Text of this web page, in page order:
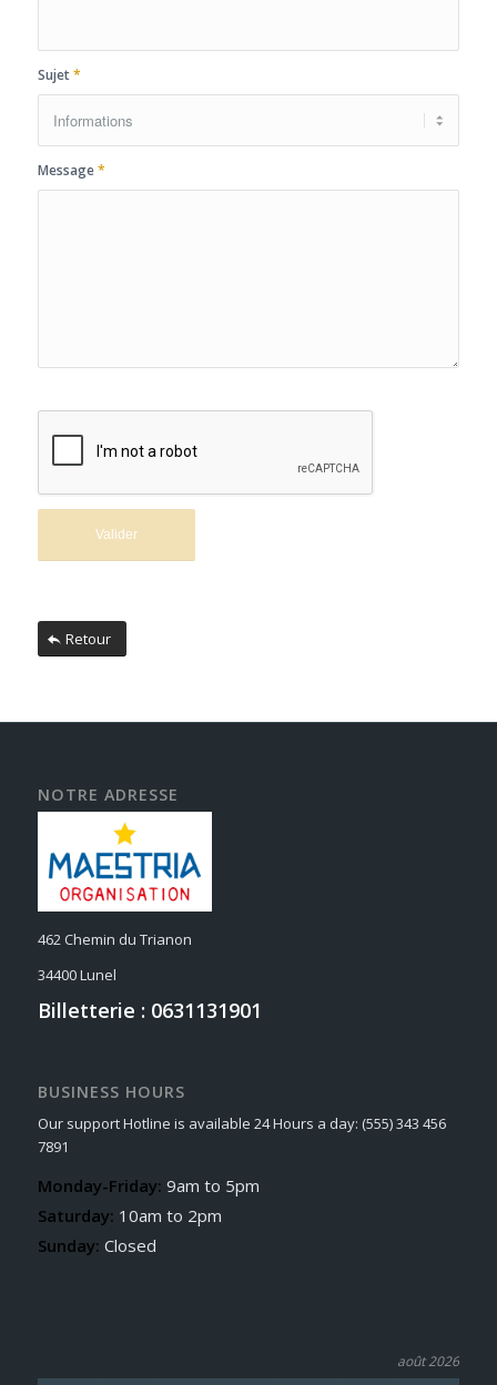
Sujet*
Message*
Retour
NOTRE ADRESSE
462 Chemin du Trianon
34400 Lunel
Billetterie : 0631131901
BUSINESS HOURS
Our support Hotline is available 24 Hours a day: (555) 343 456
7891
Monday-Friday: 9am to 5pm
Saturday: 10am to 2pm
Sunday: Closed
août 2026